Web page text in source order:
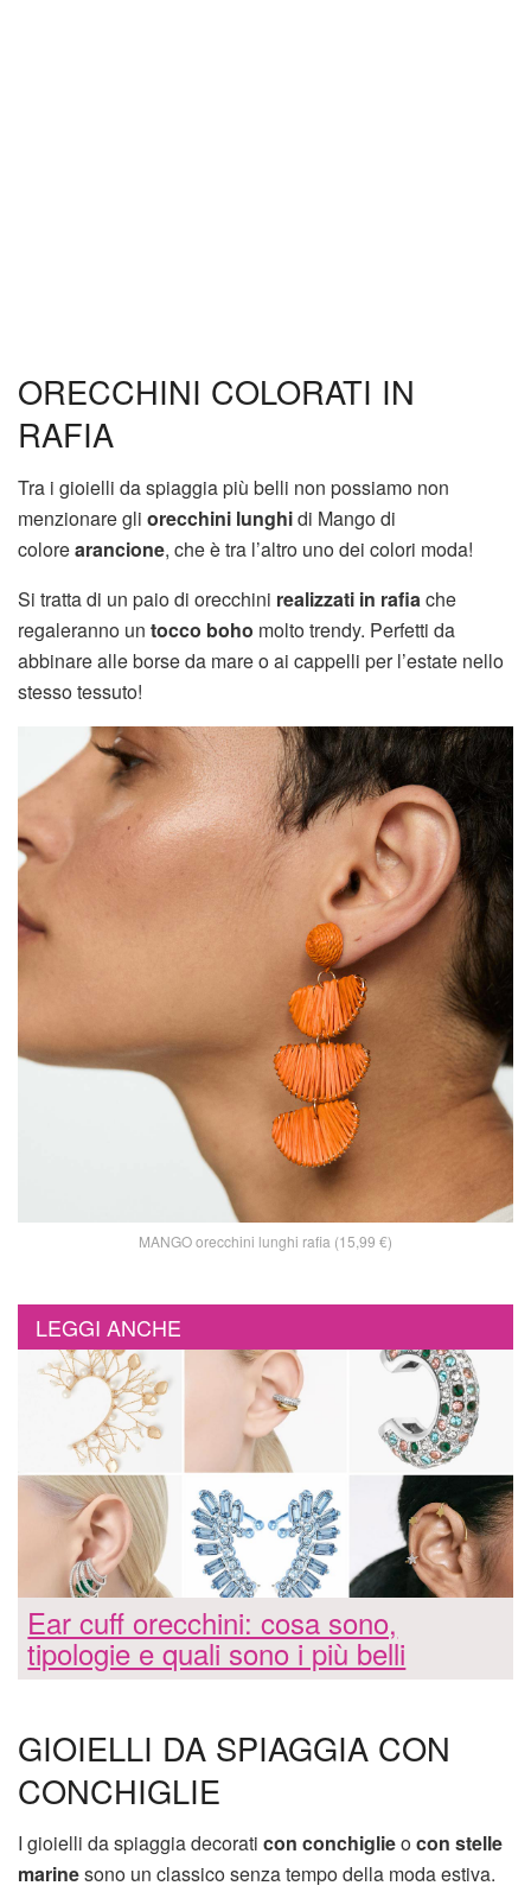
ORECCHINI COLORATI IN
RAFIA
Tra i gioielli da spiaggia più belli non possiamo non
menzionare gli orecchini lunghidi Mango di
colorearancione, che è tra l’altro uno dei colori moda!
Si tratta di un paio di orecchini realizzati in rafiache
regaleranno un tocco boho molto trendy. Perfetti da
abbinare alle borse da mare o ai cappelli per l’estate nello
stesso tessuto!
MANGO orecchini lunghi rafia (15,99 €)
LEGGI ANCHE
Ear cuff orecchini: cosa sono,
tipologie e quali sono i più belli
GIOIELLI DA SPIAGGIA CON
CONCHIGLIE
I gioielli da spiaggia decorati con conchiglieocon stelle
marinesono un classico senza tempo della moda estiva.